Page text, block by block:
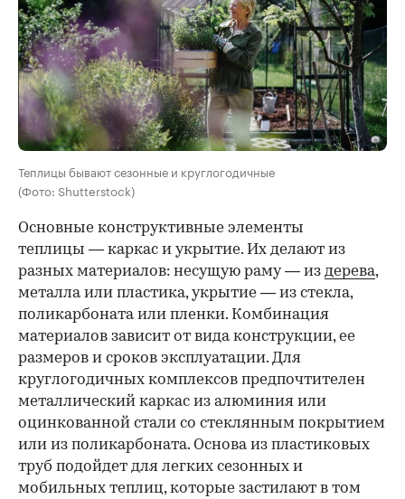
Теплицы бывают сезонные и круглогодичные
(Фото: Shutterstock)
Основные конструктивные элементы
теплицы — каркас и укрытие. Их делают из
разных материалов: несущую раму — из дерева,
металла или пластика, укрытие — из стекла,
поликарбоната или пленки. Комбинация
материалов зависит от вида конструкции, ее
размеров и сроков эксплуатации. Для
круглогодичных комплексов предпочтителен
металлический каркас из алюминия или
оцинкованной стали со стеклянным покрытием
или из поликарбоната. Основа из пластиковых
труб подойдет для легких сезонных и
мобильных теплиц, которые застилают в том